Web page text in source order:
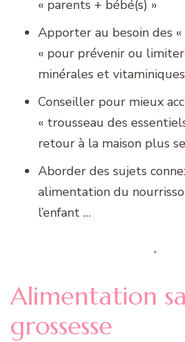
« parents + bébé(s) »
Apporter au besoin des
« pour prévenir ou limiter
minérales et vitaminiques
Conseiller pour mieux
« trousseau des
retour à la maison plus
Aborder des sujets
alimentation du
l’enfant …
Alimentation
grossesse